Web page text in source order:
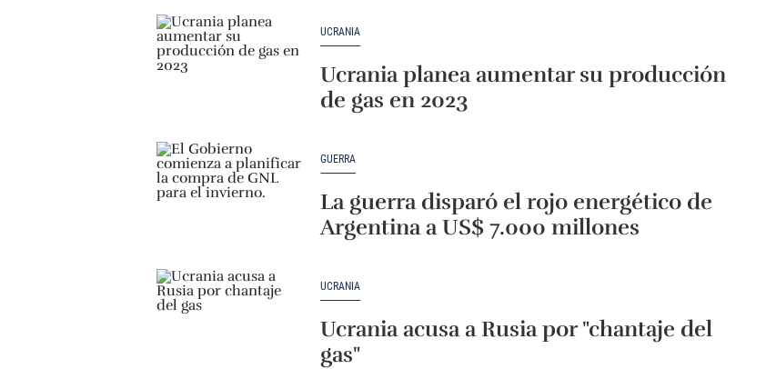
UCRANIA
Ucrania planea aumentar su producción
de gas en 2023
GUERRA
La guerra disparó el rojo energético de
Argentina a US$ 7.000 millones
UCRANIA
Ucrania acusa a Rusia por "chantaje del
gas"